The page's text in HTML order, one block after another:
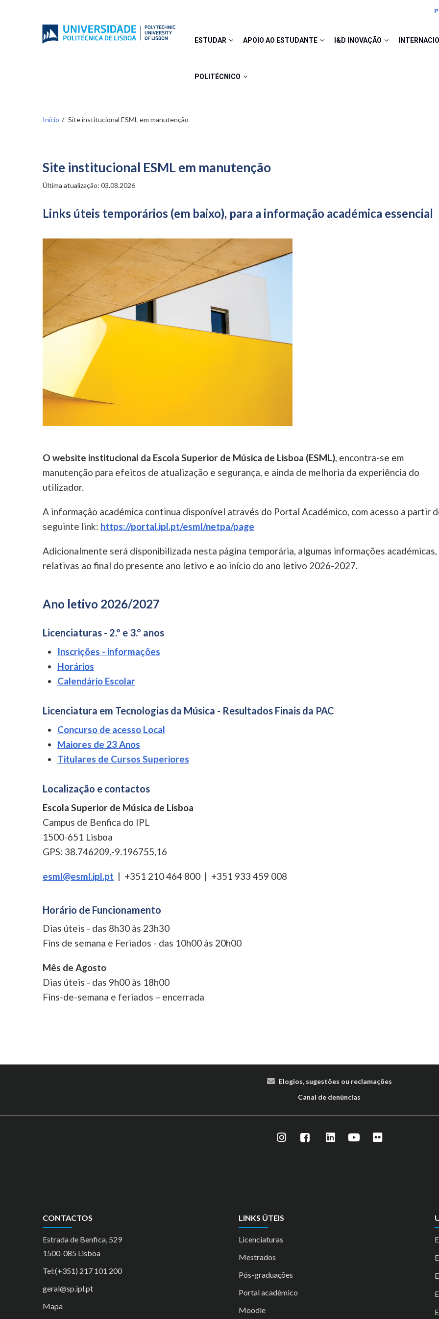
ESTUDAR APOIO AO ESTUDANTE I&D INOVAÇÃO
POLITÉCNICO
Início Site institucional ESML em manutenção
Site institucional ESML em manutenção
Última atualização: 03.08.2026
Links úteis temporários (em baixo), para a informação académica essencial
O website institucional da Escola Superior de Música de Lisboa (ESML), encontra-se em
manutenção para efeitos de atualização e segurança, e ainda de melhoria da experiência do
utilizador.
A informação académica continua disponível através do Portal Académico, com acesso a partir
seguinte link: https://portal.ipl.pt/esml/netpa/page
Adicionalmente será disponibilizada nesta página temporária, algumas informações académicas,
relativas ao final do presente ano letivo e ao início do ano letivo 2026-2027.
Ano letivo 2026/2027
Licenciaturas - 2.º e 3.º anos
Inscrições - informações
Horários
Calendário Escolar
Licenciatura em Tecnologias da Música - Resultados Finais da PAC
Concurso de acesso Local
Maiores de 23 Anos
Titulares de Cursos Superiores
Localização e contactos
Escola Superior de Música de Lisboa
Campus de Benfica do IPL
1500-651 Lisboa
GPS: 38.746209,-9.196755,16
esml@esml.ipl.pt | +351 210 464 800 | +351 933 459 008
Horário de Funcionamento
Dias úteis - das 8h30 às 23h30
Fins de semana e Feriados - das 10h00 às 20h00
Mês de Agosto
Dias úteis - das 9h00 às 18h00
Fins-de-semana e feriados – encerrada
Elogios, sugestões ou reclamações
Canal de denúncias
CONTACTOS
Estrada de Benfica, 529
1500-085 Lisboa
Tel:(+351) 217 101 200
geral@sp.ipl.pt
Mapa
LINKS ÚTEIS
Licenciaturas
Mestrados
Pós-graduações
Portal académico
Moodle